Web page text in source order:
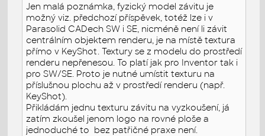
Jen malá poznámka, fyzický model závitu je
možný viz. předchozí příspěvek, totéž lze i v
Parasolid CADech SW i SE, nicméně není li závit
centrálním objektem renderu, je na místě textura
přímo v KeyShot. Textury se z modelu do prostředí
renderu nepřenesou. To platí jak pro Inventor tak i
pro SW/SE. Proto je nutné umístit texturu na
příslušnou plochu až v prostředí renderu (např.
KeyShot).
Přikládám jednu texturu závitu na vyzkoušení, já
zatím zkoušel jenom logo na rovné ploše a
jednoduché to bez patřičné praxe není.